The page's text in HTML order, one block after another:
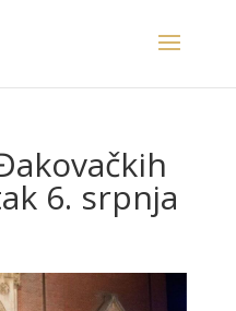
6. srpnja